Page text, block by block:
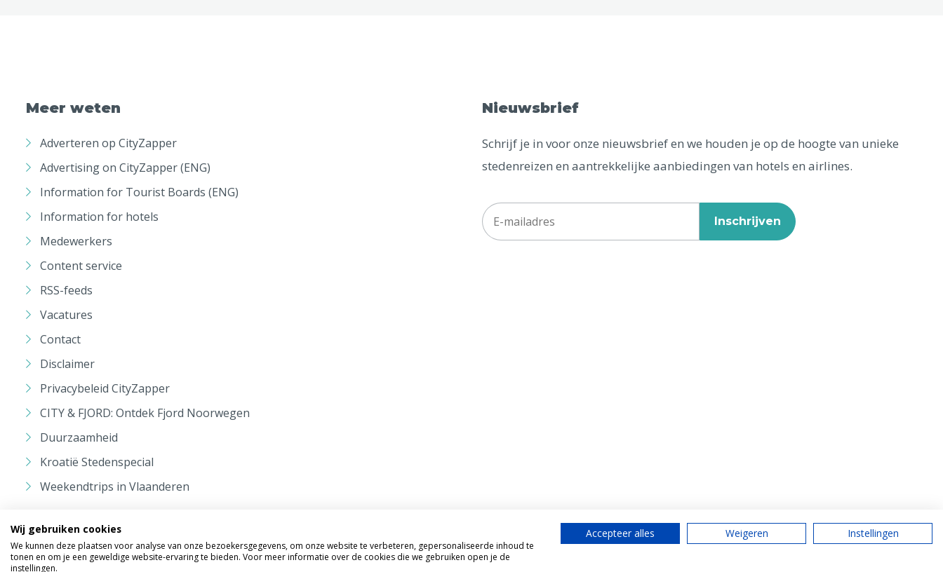
Meer weten
Adverteren op CityZapper
Advertising on CityZapper (ENG)
Information for Tourist Boards (ENG)
Information for hotels
Medewerkers
Content service
RSS-feeds
Vacatures
Contact
Disclaimer
Privacybeleid CityZapper
CITY & FJORD: Ontdek Fjord Noorwegen
Duurzaamheid
Kroatië Stedenspecial
Weekendtrips in Vlaanderen
Nieuwsbrief
Schrijf je in voor onze nieuwsbrief en we houden je op de hoogte van unieke
stedenreizen en aantrekkelijke aanbiedingen van hotels en airlines.
Inschrijven
Wij gebruiken cookies
We kunnen deze plaatsen voor analyse van onze bezoekersgegevens, om onze website te verbeteren, gepersonaliseerde inhoud te
tonen en om je een geweldige website-ervaring te bieden. Voor meer informatie over de cookies die we gebruiken open je de
instellingen.
Accepteer alles Weigeren Instellingen